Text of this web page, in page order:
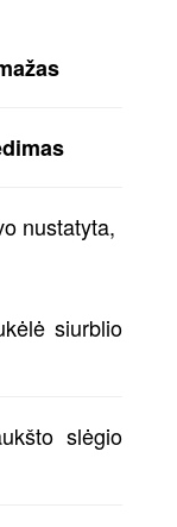
nustatyta,
siurblio
slėgio